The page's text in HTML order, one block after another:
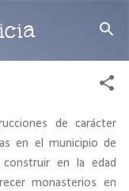
de carácter
en el municipio de
construir en la edad
monasterios en